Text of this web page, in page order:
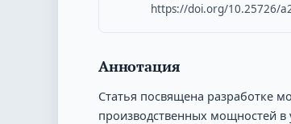
https://doi.org/10.25726/
Аннотация
Статья посвящена разработке
производственных мощностей в